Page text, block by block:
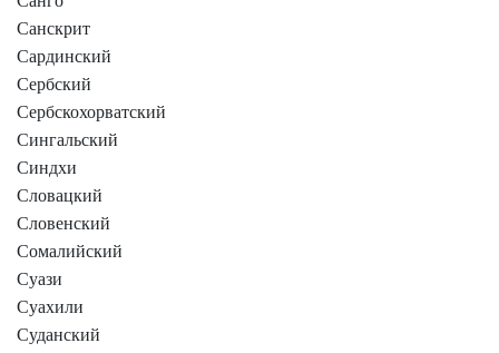
Санскрит
Сардинский
Сербский
Сербскохорватский
Сингальский
Синдхи
Словацкий
Словенский
Сомалийский
Суази
Суахили
Суданский